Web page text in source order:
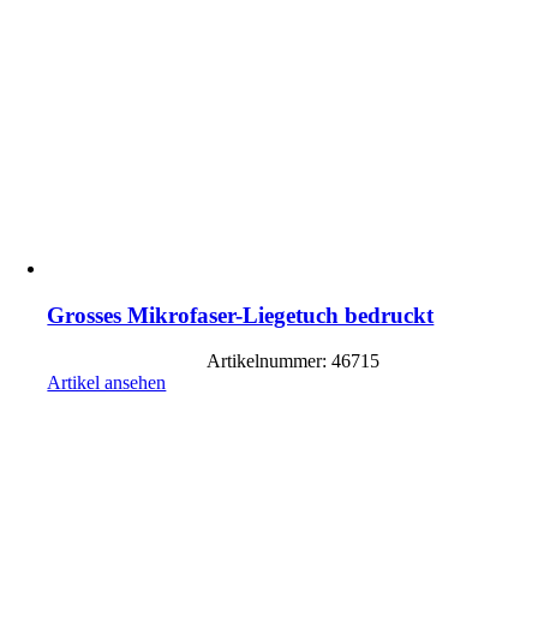
Grosses Mikrofaser-Liegetuch bedruckt
Artikelnummer: 46715
Artikel ansehen